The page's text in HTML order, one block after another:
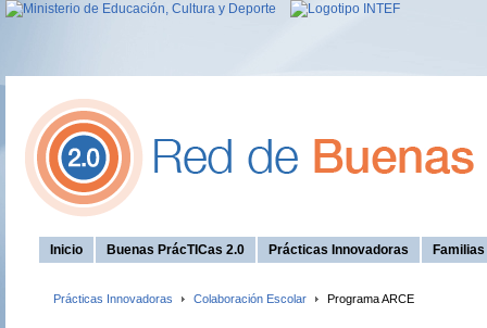
Inicio Buenas PrácTICas 2.0 Prácticas Innovadoras
Prácticas Innovadoras Colaboración Escolar Programa ARCE